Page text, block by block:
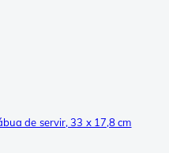
de servir, 33 x 17,8 cm